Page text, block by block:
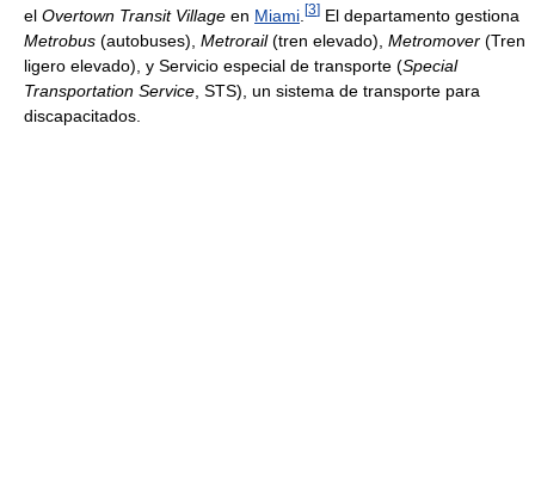
el Overtown Transit Village en Miami [3] El departamento gestiona
Metrobus (autobuses), Metrorail(tren elevado), Metromover (Tren
ligero elevado), y Servicio especial de transporte (Special
Transportation Service , STS), un sistema de transporte para
discapacitados.